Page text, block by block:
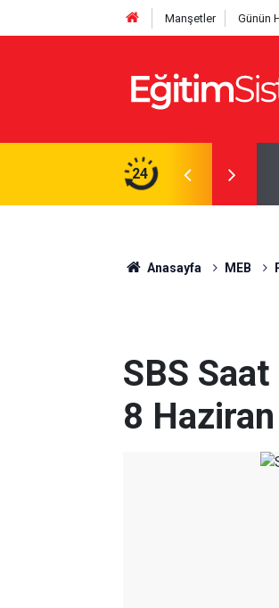
Manşetler Günün
24
Sınavla Alan Liseler Yüzde 95,76
Anasayfa MEB
SBS
8